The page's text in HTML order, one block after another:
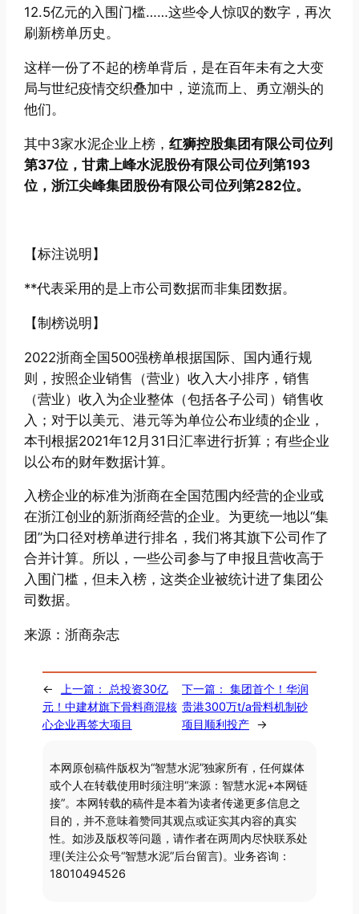
12.5亿元的入围门槛……这些令人惊叹的数字，再次
刷新榜单历史。
这样一份了不起的榜单背后，是在百年未有之大变
局与世纪疫情交织叠加中，逆流而上、勇立潮头的
他们。
其中3家水泥企业上榜，红狮控股集团有限公司位列
第37位，甘肃上峰水泥股份有限公司位列第193
位，浙江尖峰集团股份有限公司位列第282位。
【标注说明】
**代表采用的是上市公司数据而非集团数据。
【制榜说明】
2022浙商全国500强榜单根据国际、国内通行规
则，按照企业销售（营业）收入大小排序，销售
（营业）收入为企业整体（包括各子公司）销售收
入；对于以美元、港元等为单位公布业绩的企业，
本刊根据2021年12月31日汇率进行折算；有些企业
以公布的财年数据计算。
入榜企业的标准为浙商在全国范围内经营的企业或
在浙江创业的新浙商经营的企业。为更统一地以“集
团”为口径对榜单进行排名，我们将其旗下公司作了
合并计算。所以，一些公司参与了申报且营收高于
入围门槛，但未入榜，这类企业被统计进了集团公
司数据。
来源：浙商杂志
← 上一篇： 总投资30亿
元！中建材旗下骨料商混核
心企业再签大项目
下一篇： 集团首个！华润
贵港300万t/a骨料机制砂
项目顺利投产 →
本网原创稿件版权为“智慧水泥”独家所有，任何媒体
或个人在转载使用时须注明“来源：智慧水泥+本网链
接”。本网转载的稿件是本着为读者传递更多信息之
目的，并不意味着赞同其观点或证实其内容的真实
性。如涉及版权等问题，请作者在两周内尽快联系处
理(关注公众号“智慧水泥”后台留言)。业务咨询：
18010494526